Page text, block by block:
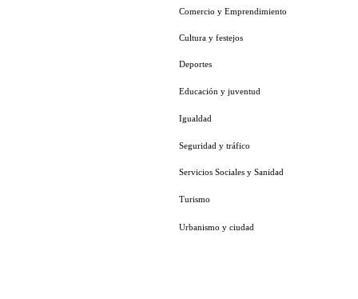
Comercio y Emprendimiento
Cultura y festejos
Deportes
Educación y juventud
Igualdad
Seguridad y tráfico
Servicios Sociales y Sanidad
Turismo
Urbanismo y ciudad